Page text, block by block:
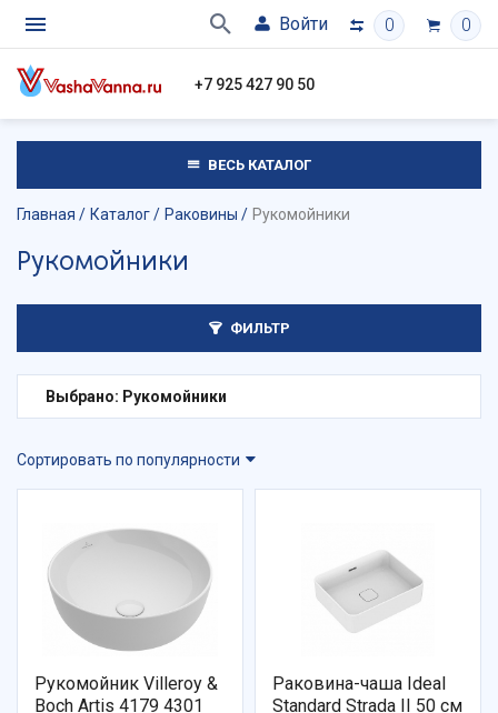
Войти 0 0
+7 925 427 90 50
ВЕСЬ КАТАЛОГ
Главная Каталог Раковины Рукомойники
Рукомойники
ФИЛЬТР
Выбрано: Рукомойники
Сортировать по популярности
Рукомойник Villeroy &
Boch Artis 4179 4301
Раковина-чаша Ideal
Standard Strada II 50 см